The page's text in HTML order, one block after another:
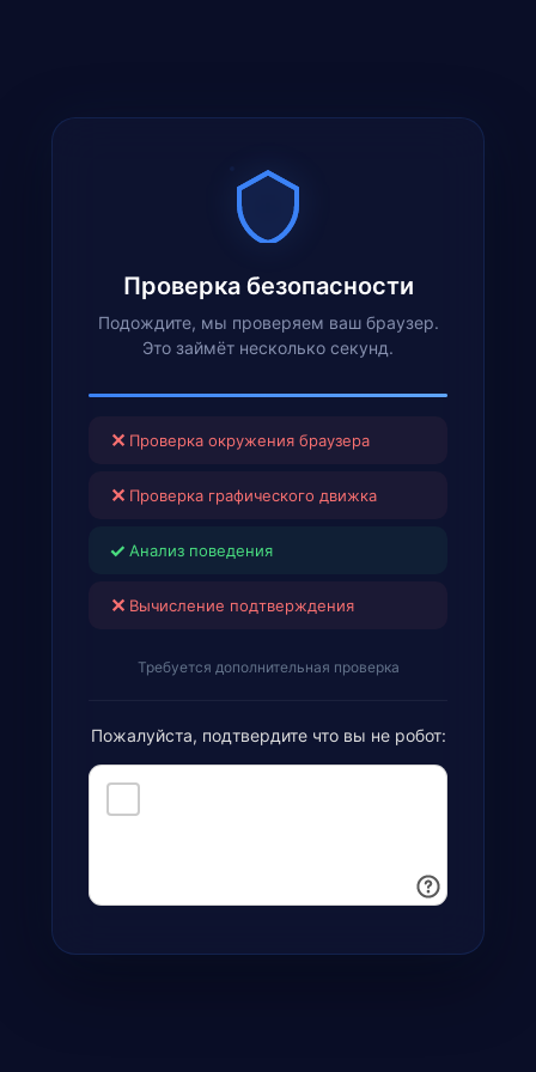
Проверка безопасности
Подождите, мы проверяем ваш браузер.
Это займёт несколько секунд.
✕ Проверка окружения браузера
✕ Проверка графического движка
✓ Анализ поведения
✕ Вычисление подтверждения
Требуется дополнительная проверка
Пожалуйста, подтвердите что вы не робот: